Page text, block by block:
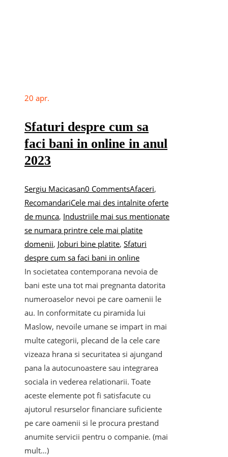
20 apr.
Sfaturi despre cum sa
faci bani in online in anul
2023
Sergiu Macicasan0 CommentsAfaceri,
RecomandariCele mai des intalnite oferte
de munca, Industriile mai sus mentionate
se numara printre cele mai platite
domenii, Joburi bine platite, Sfaturi
despre cum sa faci bani in online
In societatea contemporana nevoia de
bani este una tot mai pregnanta datorita
numeroaselor nevoi pe care oamenii le
au. In conformitate cu piramida lui
Maslow, nevoile umane se impart in mai
multe categorii, plecand de la cele care
vizeaza hrana si securitatea si ajungand
pana la autocunoastere sau integrarea
sociala in vederea relationarii. Toate
aceste elemente pot fi satisfacute cu
ajutorul resurselor financiare suficiente
pe care oamenii si le procura prestand
anumite servicii pentru o companie. (mai
mult…)